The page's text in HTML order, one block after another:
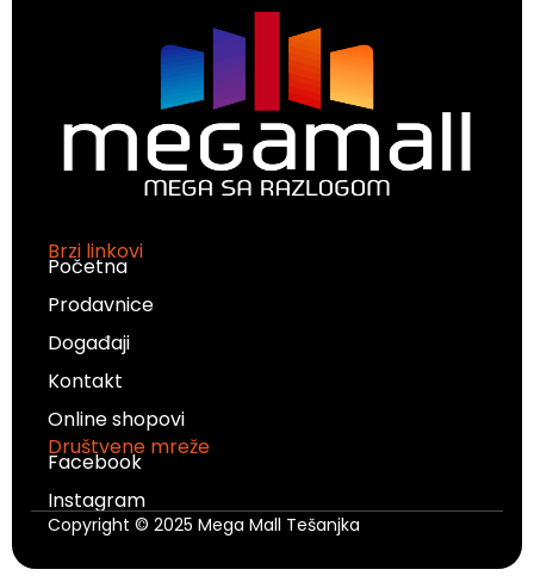
Brzi linkovi
Početna
Prodavnice
Događaji
Kontakt
Online shopovi
Društvene mreže
Facebook
Instagram
Copyright © 2025 Mega Mall Tešanjka